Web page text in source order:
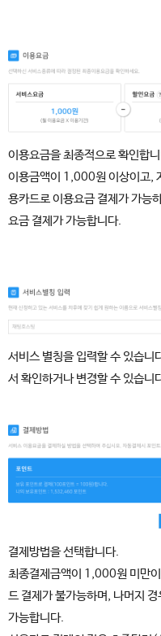
이용요금을 최종적으로 확인합
이용금액이 1,000원 이상이고,
용카드로 이용요금 결제가 가능
요금 결제가 가능합니다.
서비스 별칭을 입력할 수 있습니
서 확인하거나 변경할 수 있습니
결제방법을 선택합니다.
최종결제금액이 1,000원 미만
드 결제가 불가능하며, 나머지
가능합니다.